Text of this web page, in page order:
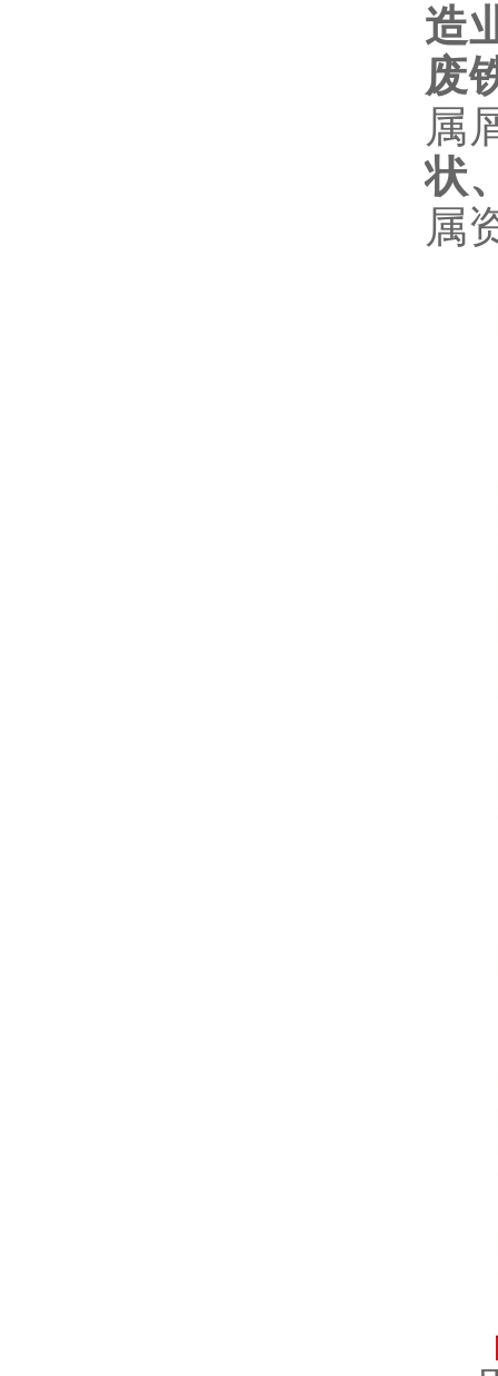
造
废
属
状
属